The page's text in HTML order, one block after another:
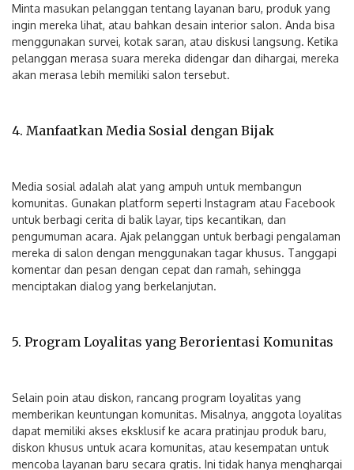
Minta masukan pelanggan tentang layanan baru, produk yang
ingin mereka lihat, atau bahkan desain interior salon. Anda bisa
menggunakan survei, kotak saran, atau diskusi langsung. Ketika
pelanggan merasa suara mereka didengar dan dihargai, mereka
akan merasa lebih memiliki salon tersebut.
4. Manfaatkan Media Sosial dengan Bijak
Media sosial adalah alat yang ampuh untuk membangun
komunitas. Gunakan platform seperti Instagram atau Facebook
untuk berbagi cerita di balik layar, tips kecantikan, dan
pengumuman acara. Ajak pelanggan untuk berbagi pengalaman
mereka di salon dengan menggunakan tagar khusus. Tanggapi
komentar dan pesan dengan cepat dan ramah, sehingga
menciptakan dialog yang berkelanjutan.
5. Program Loyalitas yang Berorientasi Komunitas
Selain poin atau diskon, rancang program loyalitas yang
memberikan keuntungan komunitas. Misalnya, anggota loyalitas
dapat memiliki akses eksklusif ke acara pratinjau produk baru,
diskon khusus untuk acara komunitas, atau kesempatan untuk
mencoba layanan baru secara gratis. Ini tidak hanya menghargai